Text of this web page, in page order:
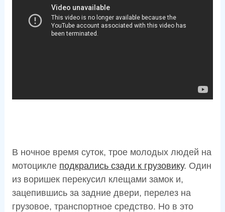
В ночное время суток, трое молодых людей на
мотоцикле подкрались сзади к грузовику. Один
из воришек перекусил клещами замок и,
зацепившись за задние двери, перелез на
грузовое, транспортное средство. Но в это